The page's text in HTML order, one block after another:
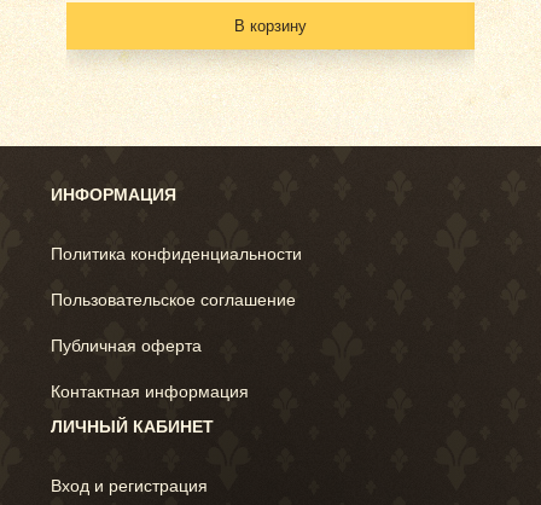
В корзину
ИНФОРМАЦИЯ
Политика конфиденциальности
Пользовательское соглашение
Публичная оферта
Контактная информация
ЛИЧНЫЙ КАБИНЕТ
Вход и регистрация